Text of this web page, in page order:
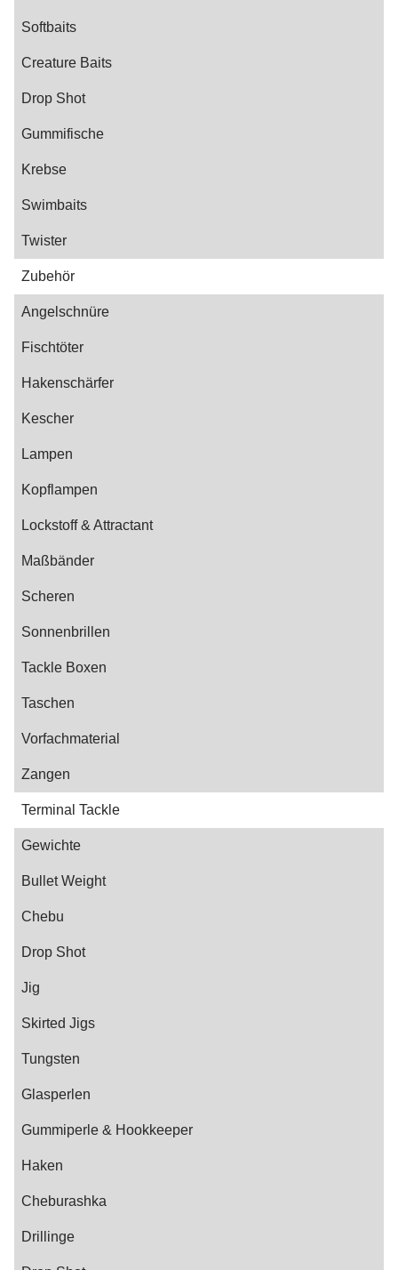
Softbaits
Creature Baits
Drop Shot
Gummifische
Krebse
Swimbaits
Twister
Zubehör
Angelschnüre
Fischtöter
Hakenschärfer
Kescher
Lampen
Kopflampen
Lockstoff & Attractant
Maßbänder
Scheren
Sonnenbrillen
Tackle Boxen
Taschen
Vorfachmaterial
Zangen
Terminal Tackle
Gewichte
Bullet Weight
Chebu
Drop Shot
Jig
Skirted Jigs
Tungsten
Glasperlen
Gummiperle & Hookkeeper
Haken
Cheburashka
Drillinge